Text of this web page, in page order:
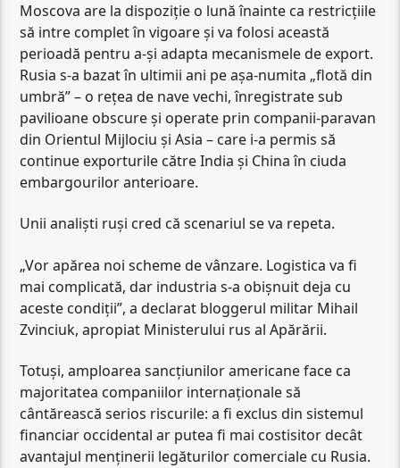
Moscova are la dispoziție o lună înainte ca restricțiile
să intre complet în vigoare și va folosi această
perioadă pentru a-și adapta mecanismele de export.
Rusia s-a bazat în ultimii ani pe așa-numita „flotă din
umbră” – o rețea de nave vechi, înregistrate sub
pavilioane obscure și operate prin companii-paravan
din Orientul Mijlociu și Asia – care i-a permis să
continue exporturile către India și China în ciuda
embargourilor anterioare.
Unii analiști ruși cred că scenariul se va repeta.
„Vor apărea noi scheme de vânzare. Logistica va fi
mai complicată, dar industria s-a obișnuit deja cu
aceste condiții”, a declarat bloggerul militar Mihail
Zvinciuk, apropiat Ministerului rus al Apărării.
Totuși, amploarea sancțiunilor americane face ca
majoritatea companiilor internaționale să
cântărească serios riscurile: a fi exclus din sistemul
financiar occidental ar putea fi mai costisitor decât
avantajul menținerii legăturilor comerciale cu Rusia.